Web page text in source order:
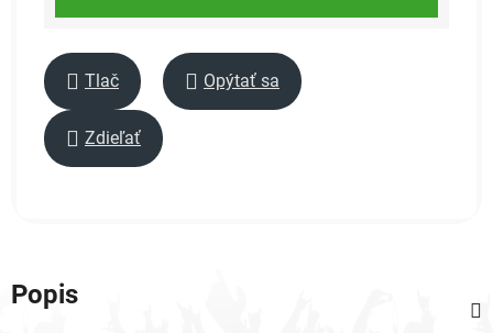
Tlač Opýtať sa
Zdieľať
Popis